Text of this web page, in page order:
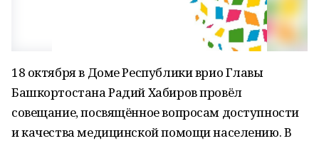
18 октября в Доме Республики врио Главы
Башкортостана Радий Хабиров провёл
совещание, посвящённое вопросам доступности
и качества медицинской помощи населению. В